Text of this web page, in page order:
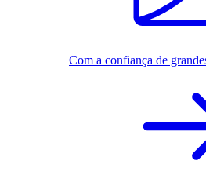
Com a confiança de